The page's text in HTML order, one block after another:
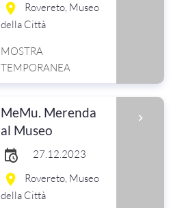
Rovereto, Museo
della Città
MOSTRA
TEMPORANEA
MeMu. Merenda
al Museo
27.12.2023
Rovereto, Museo
della Città